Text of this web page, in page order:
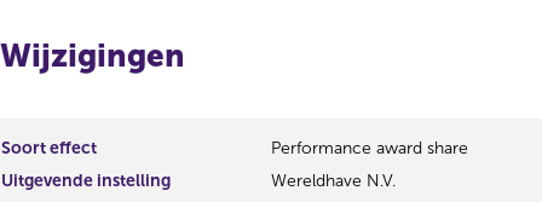
t
Wijzigingen
Soort effect
Performance award share
Uitgevende instelling
Wereldhave N.V.